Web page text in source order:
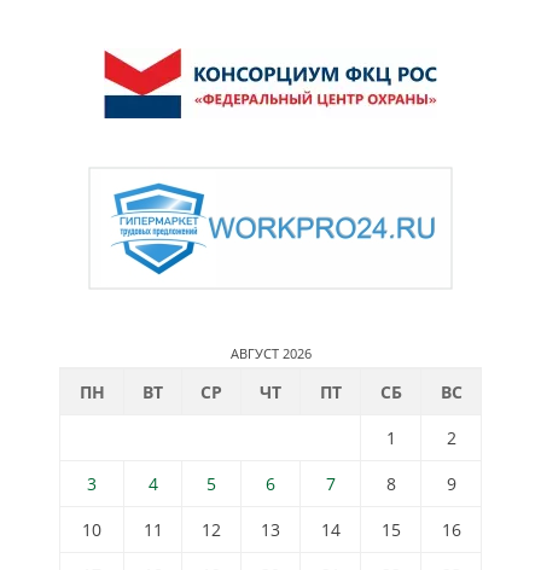
АВГУСТ 2026
ПН ВТ СР ЧТ ПТ СБ
ВС
1
2
3
4 5 6 7 8
9
10
11 12 13 14 15
16